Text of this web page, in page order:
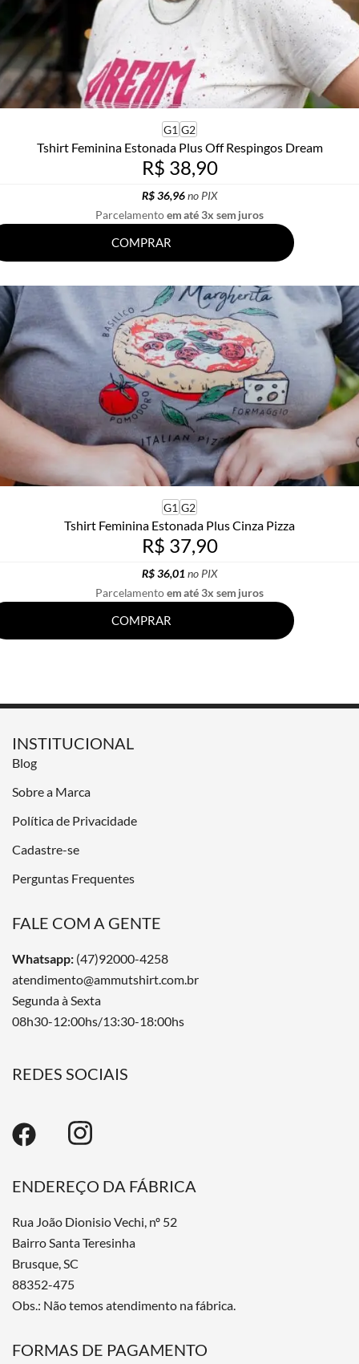
G1 G2
Tshirt Feminina Estonada Plus Off Respingos Dream
R$ 38,90
R$ 36,96no PIX
Parcelamentoem até 3x sem juros
COMPRAR
G1 G2
Tshirt Feminina Estonada Plus Cinza Pizza
R$ 37,90
R$ 36,01 no PIX
Parcelamentoem até 3x sem juros
COMPRAR
INSTITUCIONAL
Blog
Sobre a Marca
Política de Privacidade
Cadastre-se
Perguntas Frequentes
FALE COM A GENTE
Whatsapp: (47)92000-4258
atendimento@ammutshirt.com.br
Segunda à Sexta
08h30-12:00hs/13:30-18:00hs
REDES SOCIAIS
ENDEREÇO DA FÁBRICA
Rua João Dionisio Vechi, nº 52
Bairro Santa Teresinha
Brusque, SC
88352-475
Obs.: Não temos atendimento na fábrica.
FORMAS DE PAGAMENTO